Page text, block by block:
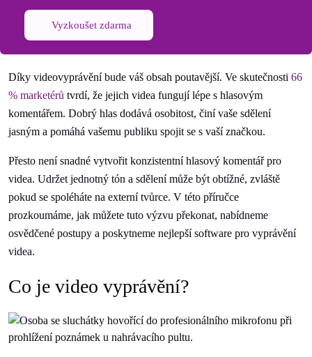
Vyzkoušet zdarma
Díky videovyprávění bude váš obsah poutavější. Ve skutečnosti 66
% marketérů tvrdí, že jejich videa fungují lépe s hlasovým
komentářem. Dobrý hlas dodává osobitost, činí vaše sdělení
jasným a pomáhá vašemu publiku spojit se s vaší značkou.
Přesto není snadné vytvořit konzistentní hlasový komentář pro
videa. Udržet jednotný tón a sdělení může být obtížné, zvláště
pokud se spoléháte na externí tvůrce. V této příručce
prozkoumáme, jak můžete tuto výzvu překonat, nabídneme
osvědčené postupy a poskytneme nejlepší software pro vyprávění
videa.
Co je video vyprávění?